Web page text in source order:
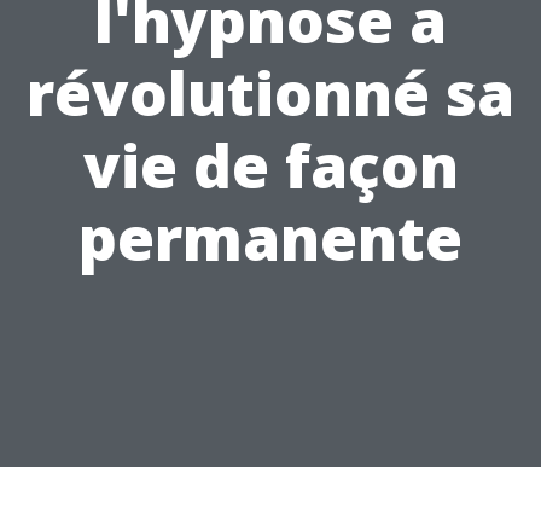
l'hypnose a
révolutionné sa
vie de façon
permanente